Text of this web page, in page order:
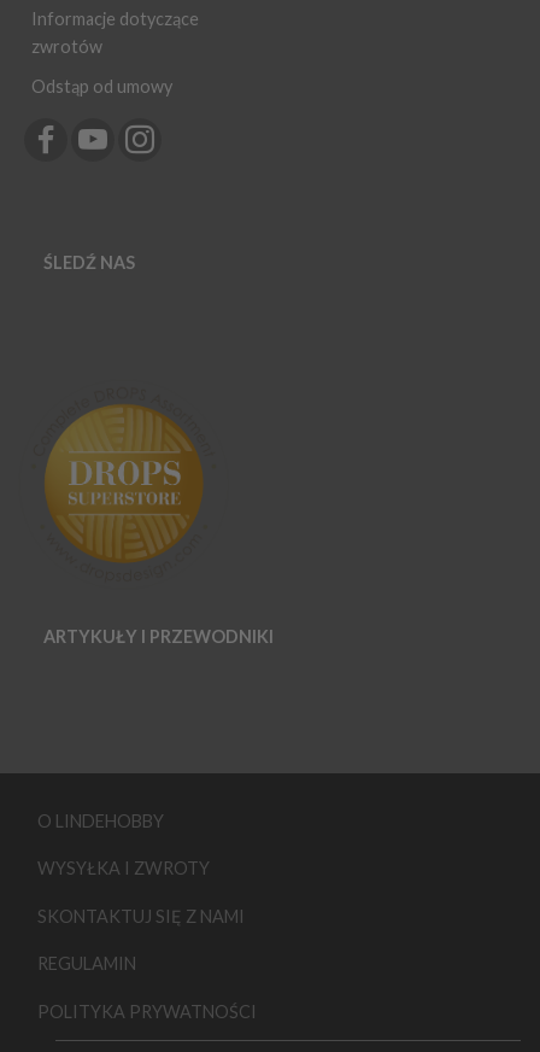
Informacje dotyczące
zwrotów
Odstąp od umowy
ŚLEDŹ NAS
ARTYKUŁY I PRZEWODNIKI
O LINDEHOBBY
WYSYŁKA I ZWROTY
SKONTAKTUJ SIĘ Z NAMI
REGULAMIN
POLITYKA PRYWATNOŚCI